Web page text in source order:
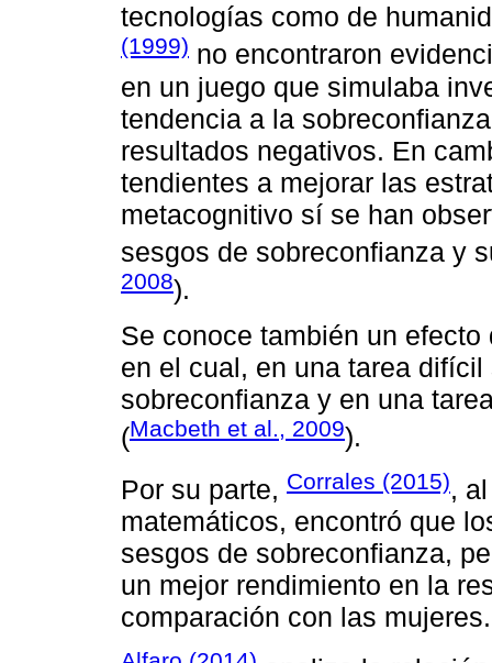
tecnologías como de
(1999) no encontraron
en un juego que simulaba
tendencia a la
resultados negativos. En
tendientes a mejorar las
metacognitivo sí se han
sesgos de sobreconfianza y
2008).
Se conoce también un
en el cual, en una tarea
sobreconfianza y en una
(Macbeth et al., 2009).
Por su parte, Corrales (2015),
matemáticos, encontró que
sesgos de sobreconfianza,
un mejor rendimiento en la
comparación con las mujeres.